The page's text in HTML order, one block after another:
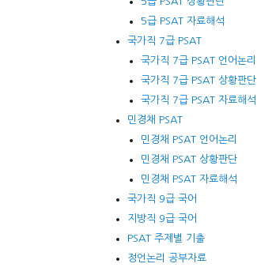
5급 PSAT 자료해석
국가직 7급 PSAT
국가직 7급 PSAT 언어논리
국가직 7급 PSAT 상황판단
국가직 7급 PSAT 자료해석
민경채 PSAT
민경채 PSAT 언어논리
민경채 PSAT 상황판단
민경채 PSAT 자료해석
국가직 9급 국어
지방직 9급 국어
PSAT 주제별 기출
정언논리 공부자료